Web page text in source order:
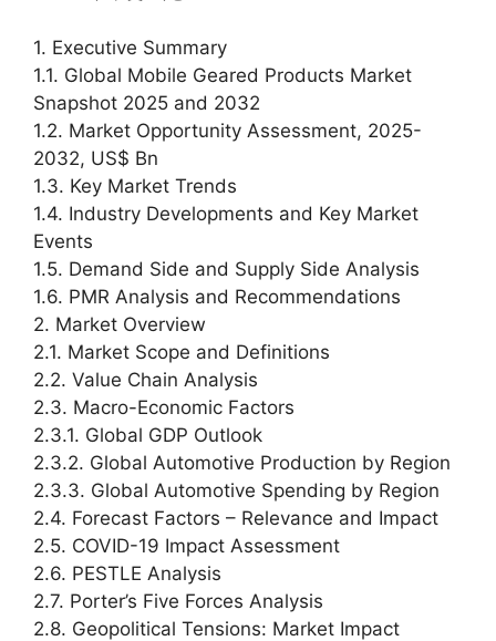
1. Executive Summary
1.1. Global Mobile Geared Products Market
Snapshot 2025 and 2032
1.2. Market Opportunity Assessment, 2025-
2032, US$ Bn
1.3. Key Market Trends
1.4. Industry Developments and Key Market
Events
1.5. Demand Side and Supply Side Analysis
1.6. PMR Analysis and Recommendations
2. Market Overview
2.1. Market Scope and Definitions
2.2. Value Chain Analysis
2.3. Macro-Economic Factors
2.3.1. Global GDP Outlook
2.3.2. Global Automotive Production by Region
2.3.3. Global Automotive Spending by Region
2.4. Forecast Factors – Relevance and Impact
2.5. COVID-19 Impact Assessment
2.6. PESTLE Analysis
2.7. Porter’s Five Forces Analysis
2.8. Geopolitical Tensions: Market Impact